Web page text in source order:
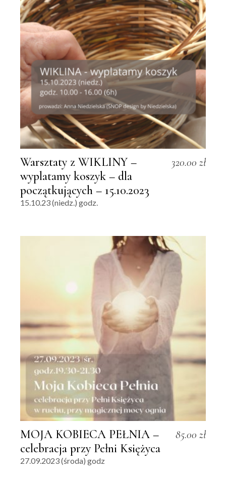
Warsztaty z WIKLINY –
wyplatamy koszyk – dla
początkujących – 15.10.2023
320.00 zł
15.10.23 (niedz.) godz.
MOJA KOBIECA PEŁNIA –
celebracja przy Pełni Księżyca
85.00 zł
27.09.2023 (środa) godz